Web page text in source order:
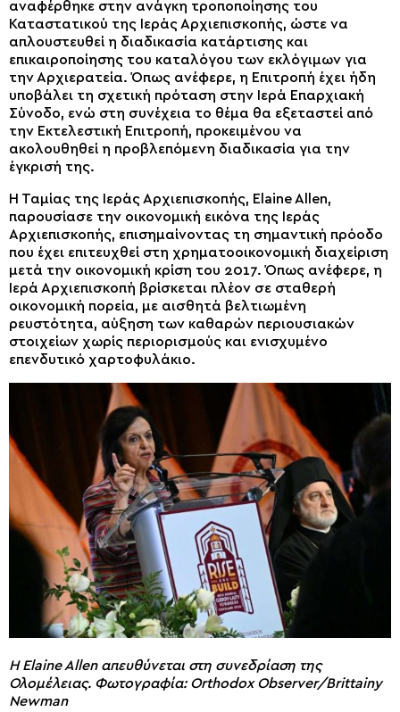
αναφέρθηκε στην ανάγκη τροποποίησης του
Καταστατικού της Ιεράς Αρχιεπισκοπής, ώστε να
απλουστευθεί η διαδικασία κατάρτισης και
επικαιροποίησης του καταλόγου των εκλόγιμων για
την Αρχιερατεία. Όπως ανέφερε, η Επιτροπή έχει ήδη
υποβάλει τη σχετική πρόταση στην Ιερά Επαρχιακή
Σύνοδο, ενώ στη συνέχεια το θέμα θα εξεταστεί από
την Εκτελεστική Επιτροπή, προκειμένου να
ακολουθηθεί η προβλεπόμενη διαδικασία για την
έγκρισή της.
Η Ταμίας της Ιεράς Αρχιεπισκοπής, Elaine Allen,
παρουσίασε την οικονομική εικόνα της Ιεράς
Αρχιεπισκοπής, επισημαίνοντας τη σημαντική πρόοδο
που έχει επιτευχθεί στη χρηματοοικονομική διαχείριση
μετά την οικονομική κρίση του 2017. Όπως ανέφερε, η
Ιερά Αρχιεπισκοπή βρίσκεται πλέον σε σταθερή
οικονομική πορεία, με αισθητά βελτιωμένη
ρευστότητα, αύξηση των καθαρών περιουσιακών
στοιχείων χωρίς περιορισμούς και ενισχυμένο
επενδυτικό χαρτοφυλάκιο.
Η Elaine Allen απευθύνεται στη συνεδρίαση της
Ολομέλειας. Φωτογραφία: Orthodox Observer/Brittainy
Newman